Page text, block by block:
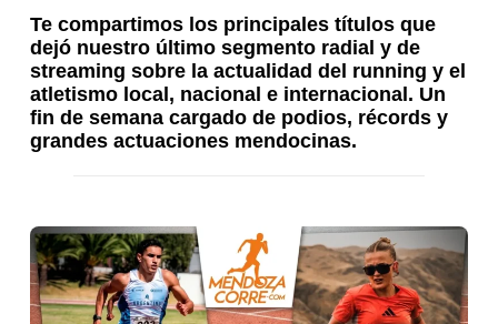
Te compartimos los principales títulos que
dejó nuestro último segmento radial y de
streaming sobre la actualidad del running y el
atletismo local, nacional e internacional. Un
fin de semana cargado de podios, récords y
grandes actuaciones mendocinas.